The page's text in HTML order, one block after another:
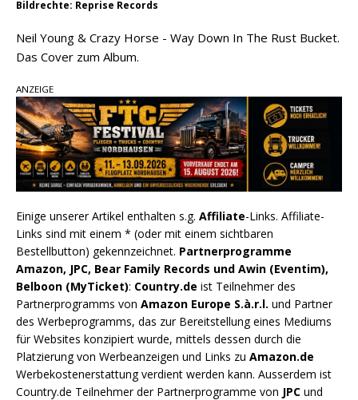
Bildrechte: Reprise Records
Neil Young & Crazy Horse - Way Down In The Rust Bucket.
Das Cover zum Album.
ANZEIGE
Einige unserer Artikel enthalten s.g. Affiliate-Links. Affiliate-
Links sind mit einem * (oder mit einem sichtbaren
Bestellbutton) gekennzeichnet. Partnerprogramme
Amazon, JPC, Bear Family Records und Awin (Eventim),
Belboon (MyTicket): Country.de ist Teilnehmer des
Partnerprogramms von Amazon Europe S.à.r.l. und Partner
des Werbeprogramms, das zur Bereitstellung eines Mediums
für Websites konzipiert wurde, mittels dessen durch die
Platzierung von Werbeanzeigen und Links zu Amazon.de
Werbekostenerstattung verdient werden kann. Ausserdem ist
Country.de Teilnehmer der Partnerprogramme von JPC und